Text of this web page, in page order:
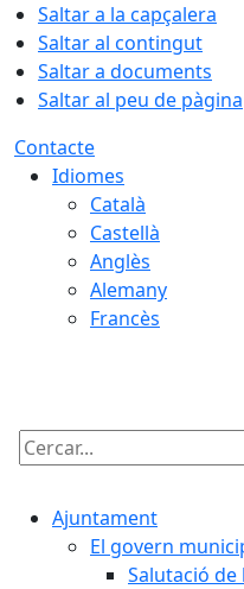
Saltar a la capçalera
Saltar al contingut
Saltar a documents
Saltar al peu de pàgina
Contacte
Idiomes
Català
Castellà
Anglès
Alemany
Francès
Cercar:
Ajuntament
El govern
Salutació de